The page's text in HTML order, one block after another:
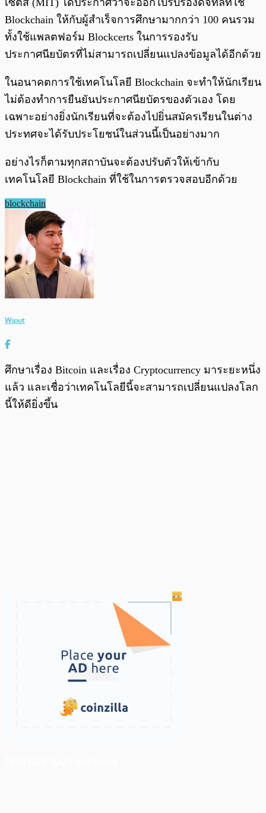
Blockchain ให้กับผู้สำเร็จการศึกษามากกว่า 100 คนรวม
ทั้งใช้แพลตฟอร์ม Blockcerts ในการรองรับ
ประกาศนียบัตรที่ไม่สามารถเปลี่ยนแปลงข้อมูลได้อีกด้วย
ในอนาคตการใช้เทคโนโลยี Blockchain จะทำให้นักเรียน
ไม่ต้องทำการยืนยันประกาศนียบัตรของตัวเอง โดย
เฉพาะอย่างยิ่งนักเรียนที่จะต้องไปยิ่นสมัครเรียนในต่าง
ประทศจะได้รับประโยชน์ในส่วนนี้เป็นอย่างมาก
อย่างไรก็ตามทุกสถาบันจะต้องปรับตัวให้เข้ากับ
เทคโนโลยี Blockchain ที่ใช้ในการตรวจสอบอีกด้วย
blockchain
Wiput
ศึกษาเรื่อง Bitcoin และเรื่อง Cryptocurrency มาระยะหนึ่ง
แล้ว และเชื่อว่าเทคโนโลยีนี้จะสามารถเปลี่ยนแปลงโลก
นี้ให้ดียิ่งขึ้น